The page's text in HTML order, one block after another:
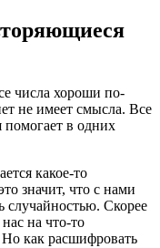
числа хороши по-
не имеет смысла. Все
помогает в одних
какое-то
значит, что с нами
случайностью. Скорее
нас на что-то
Но как расшифровать